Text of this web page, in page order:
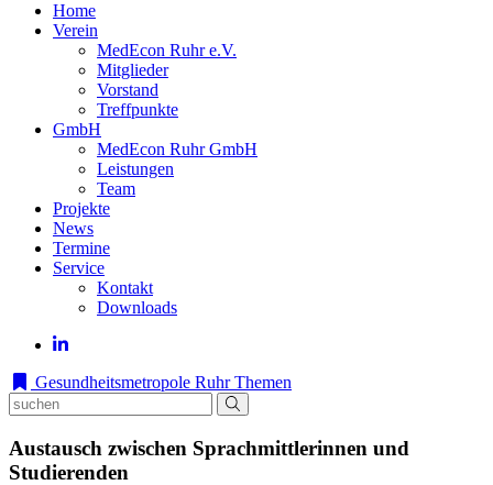
Home
Verein
MedEcon Ruhr e.V.
Mitglieder
Vorstand
Treffpunkte
GmbH
MedEcon Ruhr GmbH
Leistungen
Team
Projekte
News
Termine
Service
Kontakt
Downloads
Gesundheitsmetropole Ruhr Themen
Austausch zwischen Sprachmittlerinnen und
Studierenden